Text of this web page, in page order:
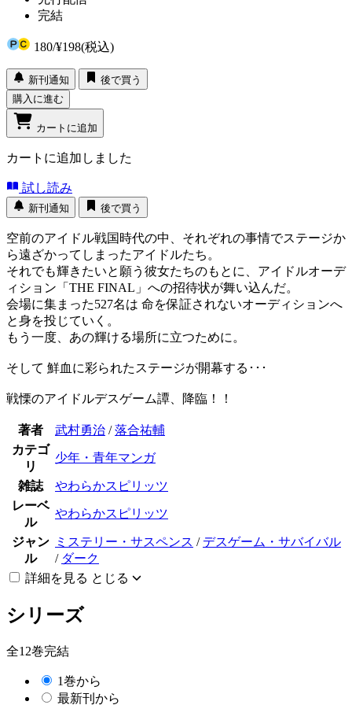
完結
180/¥198(税込)
新刊通知
後で買う
購入に進む
カートに追加
カートに追加しました
試し読み
新刊通知 後で買う
空前のアイドル戦国時代の中、それぞれの事情でステージか
ら遠ざかってしまったアイドルたち。
それでも輝きたいと願う彼女たちのもとに、アイドルオーデ
ィション「THE FINAL」への招待状が舞い込んだ。
会場に集まった527名は 命を保証されないオーディションへ
と身を投じていく。
もう一度、あの輝ける場所に立つために。
そして 鮮血に彩られたステージが開幕する･･･
戦慄のアイドルデスゲーム譚、降臨！！
著者 武村勇治 /落合祐輔
カテゴ
リ
少年・青年マンガ
雑誌
やわらかスピリッツ
レーベ
ル
やわらかスピリッツ
ジャン
ル
ミステリー・サスペンス / デスゲーム・サバイバル
/ ダーク
詳細を見る とじる
シリーズ
全12巻完結
1巻から
最新刊から